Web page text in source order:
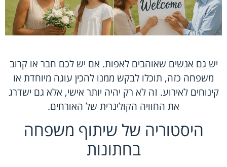
יש גם אנשים שאוהבים לאפות. אם יש לכם חבר או קרוב
משפחה כזה, תוכלו לבקש ממנו להכין עוגה מיוחדת או
קינוחים לאירוע. זה לא רק יהיה יותר אישי, אלא גם ישדרג
את החוויה הקולינרית של האורחים.
היסטוריה של שיתוף משפחה
בחתונות